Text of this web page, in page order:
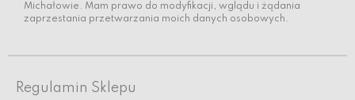
Michałowie. Mam prawo do modyfikacji, wglądu i żądania
zaprzestania przetwarzania moich danych osobowych.
Regulamin Sklepu